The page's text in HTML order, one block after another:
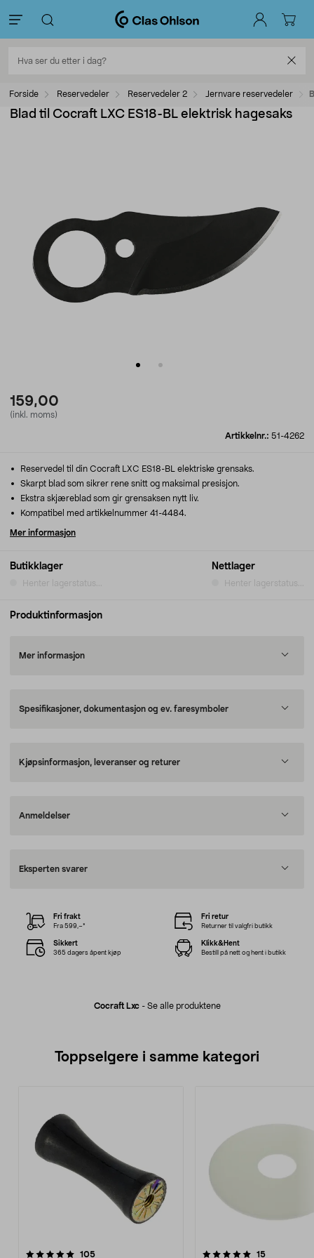
Forside Reservedeler Reservedeler 2 Jernvare reservedeler
Blad til Cocraft LXC ES18-BL elektrisk hagesaks
159,00
(inkl. moms)
Artikkelnr.: 51-4262
Butikklager
Henter lagerstatus...
Nettlager
Henter lagerstatus...
Reservedel til din Cocraft LXC ES18-BL elektriske grensaks.
Skarpt blad som sikrer rene snitt og maksimal presisjon.
Ekstra skjæreblad som gir grensaksen nytt liv.
Kompatibel med artikkelnummer 41-4484.
Mer informasjon
Produktinformasjon
Mer informasjon
Spesifikasjoner, dokumentasjon og ev. faresymboler
Kjøpsinformasjon, leveranser og returer
Anmeldelser
Eksperten svarer
Cocraft Lxc- Se alle produktene
Fri frakt
Fra 599,–*
Fri retur
Returner til valgfri butikk
Sikkert
365 dagers åpent kjøp
Klikk&Hent
Bestill på nett og hent i butikk
Toppselgere i samme kategori
105anmeldelser
5.0 av 5 stjerner 15anmeldelser
4.5 av 5 stjerner